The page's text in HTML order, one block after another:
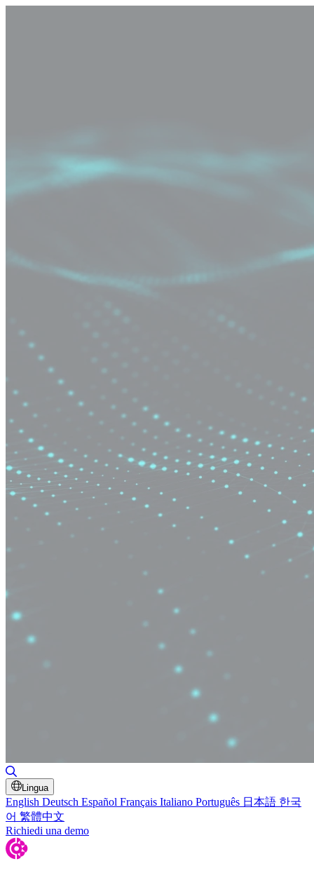
Lingua
English Deutsch Español Français Italiano Português 日本語 한국
어 繁體中文
Richiedi una demo